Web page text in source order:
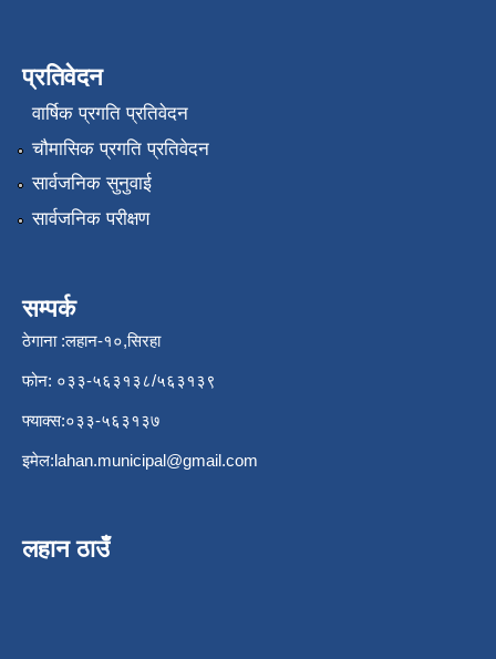
प्रतिवेदन
वार्षिक प्रगति प्रतिवेदन
चौमासिक प्रगति प्रतिवेदन
सार्वजनिक सुनुवाई
सार्वजनिक परीक्षण
सम्पर्क
ठेगाना :लहान-१०,सिरहा
फोन: ०३३-५६३१३८/५६३१३९
फ्याक्स:०३३-५६३१३७
इमेल:lahan.municipal@gmail.com
लहान ठाउँ